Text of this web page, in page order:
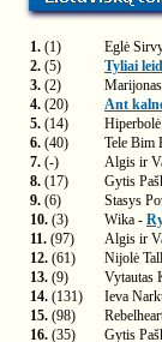
1. (1) Eglė
2. (5)
Tyliai
3. (2)
4. (20)
Ant
5. (14)
6. (40) Tele Bim
7. (-) Algis ir
8. (17) Gytis
9. (6) Stasys
10. (3) Wika -
11. (97) Algis ir
12. (61) Nijolė
13. (9) Vytautas
14. (131) Ieva
15. (98)
16. (35) Gytis